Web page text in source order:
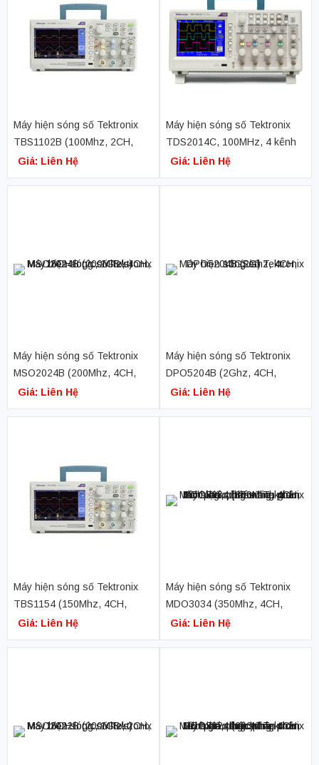
Máy hiện sóng số Tektronix
TBS1102B (100Mhz, 2CH,
2GS/s)
Giá: Liên Hệ
Máy hiện sóng số Tektronix
TDS2014C, 100MHz, 4 kênh
Giá: Liên Hệ
Máy hiện sóng số Tektronix
MSO2024B (200Mhz, 4CH,
16CH logic, 1GS/s)
Giá: Liên Hệ
Máy hiện sóng số Tektronix
DPO5204B (2Ghz, 4CH,
10GS/s)
Giá: Liên Hệ
Máy hiện sóng số Tektronix
TBS1154 (150Mhz, 4CH,
1GS/s)
Giá: Liên Hệ
Máy hiện sóng số Tektronix
MDO3034 (350Mhz, 4CH,
2.5GS/s, chức năng phân tích
Giá: Liên Hệ